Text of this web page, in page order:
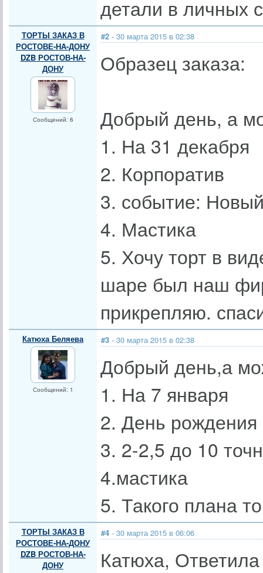
детали в личных
ТОРТЫ ЗАКАЗ В
РОСТОВЕ-НА-ДОНУ
DZB РОСТОВ-НА-
ДОНУ
Сообщений: 6
#2 - 30 марта 2015 в 02:38
Образец заказа:
Добрый день, а
1. На 31 декабря
2. Корпоратив
3. событие:
4. Мастика
5. Хочу торт в
шаре был наш
прикрепляю.
Катюха Беляева
Сообщений: 1
#3 - 30 марта 2015 в 02:38
Добрый день,а
1. На 7 января
2. День рождения
3. 2-2,5 до 10
4.мастика
5. Такого плана
ТОРТЫ ЗАКАЗ В
РОСТОВЕ-НА-ДОНУ
DZB РОСТОВ-НА-
ДОНУ
#4 - 30 марта 2015 в 06:06
Катюха,